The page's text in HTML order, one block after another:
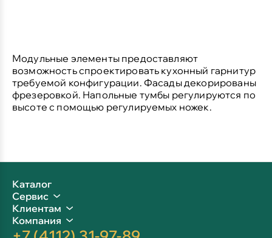
Модульные элементы предоставляют
возможность спроектировать кухонный гарнитур
требуемой конфигурации. Фасады декорированы
фрезеровкой. Напольные тумбы регулируются по
высоте с помощью регулируемых ножек.
Каталог
Сервис
Клиентам
Компания